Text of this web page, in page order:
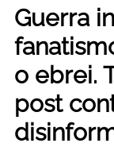
Guerra
o ebrei.
post